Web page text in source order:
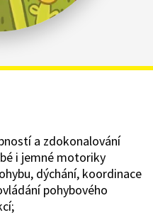
a zdokonalování
i jemné motoriky
dýchání, koordinace
pohybového